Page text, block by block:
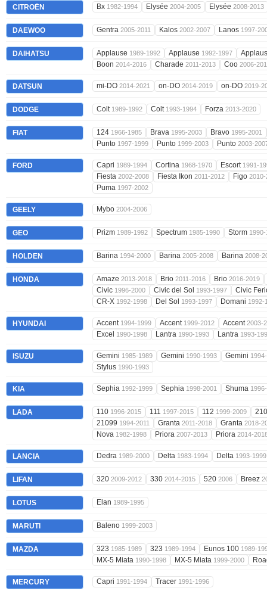
CITROËN Bx 1982-1994 Elysée 2004-2005 Elysée 2008-2013
DAEWOO Gentra 2005-2011 Kalos 2002-2007 Lanos 1997-
DAIHATSU Applause 1989-1992 Applause 1992-1997
Boon 2014-2016 Charade 2011-2013 Coo 2006-
DATSUN mi-DO 2014-2021 on-DO 2014-2019 on-DO 2019-
DODGE Colt 1989-1992 Colt 1993-1994 Forza 2013-2020
FIAT 124 1966-1985 Brava 1995-2003 Bravo 1995-2001
Punto 1997-1999 Punto 1999-2003 Punto 2003-
FORD Capri 1989-1994 Cortina 1968-1970 Escort 1991-
Fiesta 2002-2008 Fiesta Ikon 2011-2012 Figo 2010-
Puma 1997-2002
GEELY Mybo 2004-2006
GEO Prizm 1989-1992 Spectrum 1985-1990 Storm
HOLDEN Barina 1994-2000 Barina 2005-2008 Barina 2008-
HONDA Amaze 2013-2018 Brio 2011-2016 Brio 2016-2019
Civic 1996-2000 Civic del Sol 1993-1997
Civic
CR-X 1992-1998 Del Sol 1993-1997 Domani 1992-
HYUNDAI Accent 1994-1999 Accent 1999-2012 Accent2003-
Excel 1990-1998 Lantra 1990-1993 Lantra 1993-
ISUZU Gemini 1985-1989 Gemini 1990-1993 Gemini
Stylus 1990-1993
KIA Sephia 1992-1999 Sephia 1998-2001 Shuma
LADA 110 1996-2015 111 1997-2015 112 1999-2009
21099 1994-2011 Granta 2011-2018 Granta 2018-
Nova 1982-1998 Priora 2007-2013 Priora 2014-
LANCIA Dedra 1989-2000 Delta 1983-1994 Delta 1993-1999
LIFAN 320 2009-2012 330 2014-2015 520 2006 Breez
LOTUS Elan 1989-1995
MARUTI Baleno 1999-2003
MAZDA 323 1985-1989 323 1989-1994 Eunos 100 1989-
MX-5 Miata 1990-1998 MX-5 Miata 1999-2000
MERCURY Capri 1991-1994 Tracer 1991-1996